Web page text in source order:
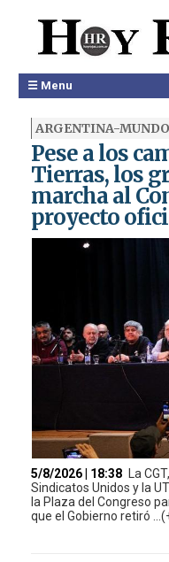
☰ Menu
ARGENTINA-MUNDO
Pese a los
Tierras, los
marcha al
proyecto
5/8/2026 | 18:38
La
Sindicatos Unidos y la
la Plaza del Congreso
que el Gobierno retiró